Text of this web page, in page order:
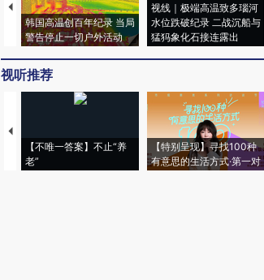
加沙地带卫生部门：过去24小时内以军袭击致3死3伤
菲总统称可能卷入涉及台湾冲突，因为距离实在太近，还有近20万菲公民在台，外交部：侨民众多、地理邻近不是干涉他国内政的借口
中国公民在泰国遭非法拘禁并被勒索，中使馆发声
媒体人士呼吁斯威士兰尽早与中国建交，中方回应
挺进决赛，U17国足将与日本队争冠
洁丽雅，晒DNA鉴定报告、结婚证
第二艘国产大型邮轮“爱达·花城号”5月20日开始售票
新疆景区通报：涉事人员系县林草部门工作人员
修订后的《行政法规制定程序条例》公布 自7月1日起施行
市场监管总局：将推动海外反垄断合规服务平台投入运行
韩国高温创百年纪录 当局
警告停止一切户外活动
视线｜极端高温致多瑙河
水位跌破纪录 二战沉船与
猛犸象化石接连露出
视听推荐
【不唯一答案】不止“养
老”
【特别呈现】寻找100种
有意思的生活方式·第一对